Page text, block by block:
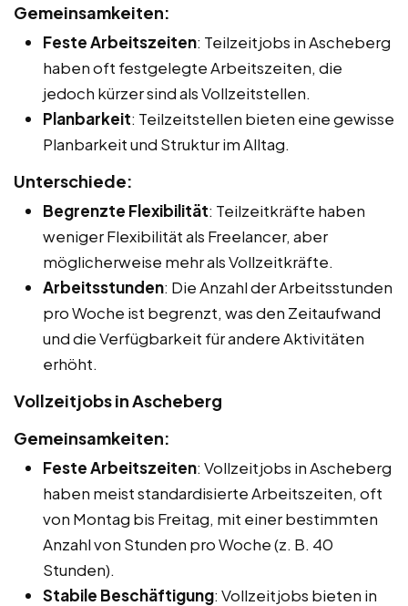
Gemeinsamkeiten:
Feste Arbeitszeiten: Teilzeitjobs in Ascheberg
haben oft festgelegte Arbeitszeiten, die
jedoch kürzer sind als Vollzeitstellen.
Planbarkeit: Teilzeitstellen bieten eine gewisse
Planbarkeit und Struktur im Alltag.
Unterschiede:
Begrenzte Flexibilität: Teilzeitkräfte haben
weniger Flexibilität als Freelancer, aber
möglicherweise mehr als Vollzeitkräfte.
Arbeitsstunden: Die Anzahl der Arbeitsstunden
pro Woche ist begrenzt, was den Zeitaufwand
und die Verfügbarkeit für andere Aktivitäten
erhöht.
Vollzeitjobs in Ascheberg
Gemeinsamkeiten:
Feste Arbeitszeiten: Vollzeitjobs in Ascheberg
haben meist standardisierte Arbeitszeiten, oft
von Montag bis Freitag, mit einer bestimmten
Anzahl von Stunden pro Woche (z. B. 40
Stunden).
Stabile Beschäftigung: Vollzeitjobs bieten in